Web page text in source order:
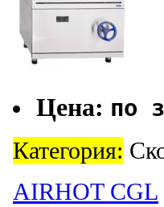
Цена: по
Категория:
AIRHOT CGL